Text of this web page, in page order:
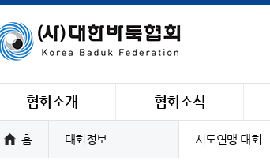
협회소개 협회소식
홈 대회정보 시도연맹 대회